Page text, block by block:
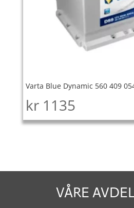
Varta Blue Dynamic 560 409
kr 1135
VÅRE